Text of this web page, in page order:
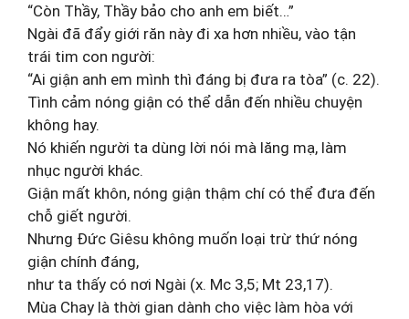
“Còn Thầy, Thầy bảo cho anh em biết…”
Ngài đã đẩy giới răn này đi xa hơn nhiều, vào tận
trái tim con người:
“Ai giận anh em mình thì đáng bị đưa ra tòa” (c. 22).
Tình cảm nóng giận có thể dẫn đến nhiều chuyện
không hay.
Nó khiến người ta dùng lời nói mà lăng mạ, làm
nhục người khác.
Giận mất khôn, nóng giận thậm chí có thể đưa đến
chỗ giết người.
Nhưng Đức Giêsu không muốn loại trừ thứ nóng
giận chính đáng,
như ta thấy có nơi Ngài (x. Mc 3,5; Mt 23,17).
Mùa Chay là thời gian dành cho việc làm hòa với